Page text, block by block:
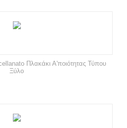
Πλακάκι Α'ποιότητας Τύπου
Ξύλο